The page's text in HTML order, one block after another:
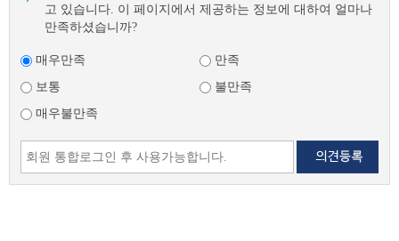
고 있습니다. 이 페이지에서 제공하는 정보에 대하여 얼마나
만족하셨습니까?
매우만족
만족
보통
불만족
매우불만족